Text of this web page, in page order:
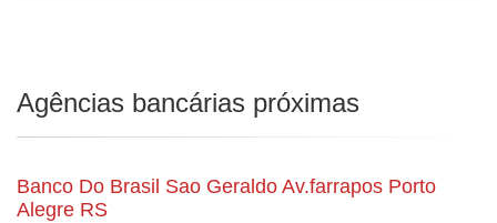
Agências bancárias próximas
Banco Do Brasil Sao Geraldo Av.farrapos Porto
Alegre RS